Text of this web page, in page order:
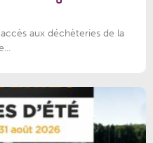
aux déchèteries de la